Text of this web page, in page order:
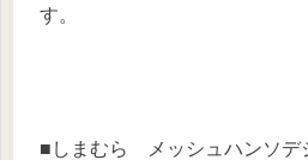
す。
■しまむら メッシュハンソ